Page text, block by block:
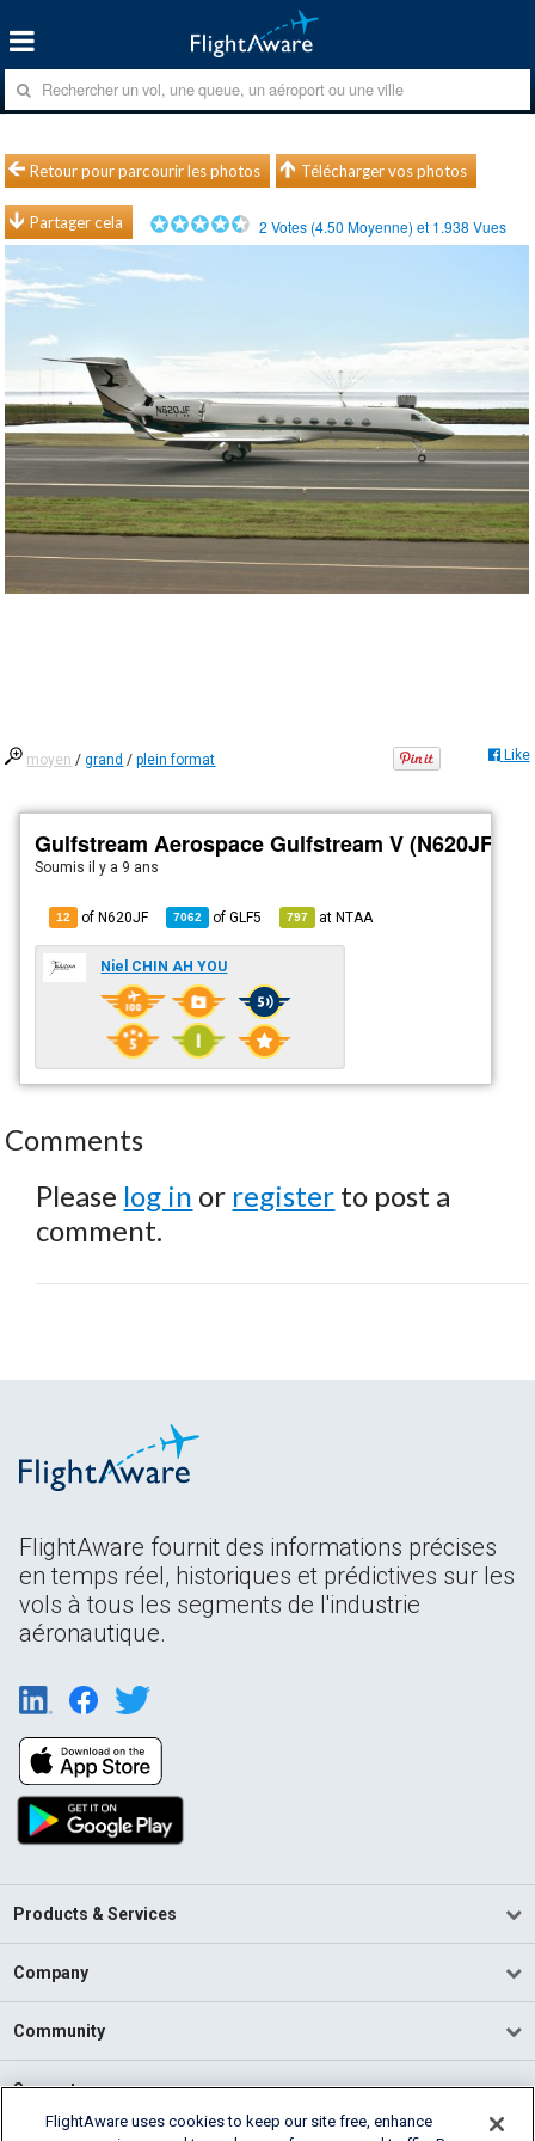
Retour pour parcourir les photos Télécharger vos photos
Partager cela 2 Votes (4.50 Moyenne) et 1.938 Vues
moyen /grand /plein format Like
Gulfstream Aerospace Gulfstream V (N620JF)
Soumisil y a 9 ans
12 of N620JF 7062 ofGLF5 797 atNTAA
Niel CHIN AH YOU
Comments
Please log in or register to post a
comment.
FlightAware fournit des informations précises
en temps réel, historiques et prédictives sur les
vols à tous les segments de l'industrie
aéronautique.
Products & Services
Company
Community
Support
FlightAware uses cookies to keep our site free, enhance